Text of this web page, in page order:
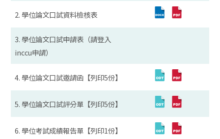
2. 學位論文口試資料檢核表
3. 學位論文口試申請表（請登入
inccu申請）
4. 學位論文口試邀請函【列印5份】
5. 學位論文口試評分單【列印5份】
6. 學位考試成績報告單【列印1份】